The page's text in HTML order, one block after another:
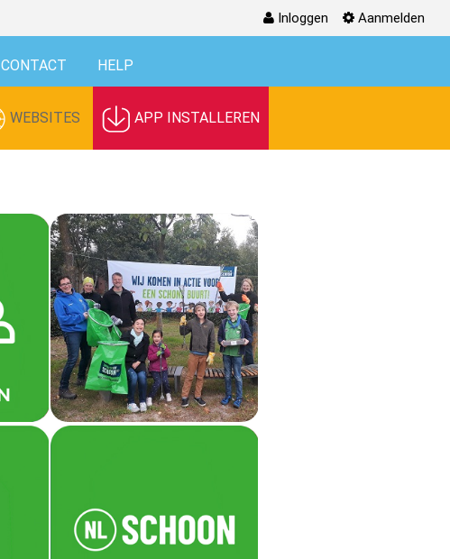
Inloggen Aanmelden
CONTACT HELP
WEBSITES APP INSTALLEREN